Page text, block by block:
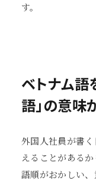
す。
ベトナム語
語」の意味
外国人社員が書
えることがある
語順がおかしい、